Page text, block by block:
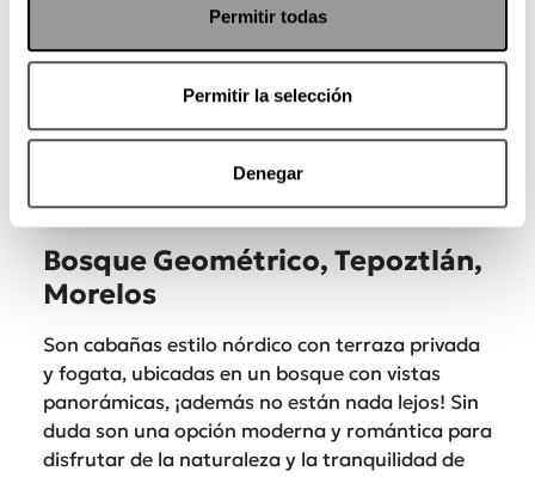
Permitir todas
Permitir la selección
Denegar
Bosque Geométrico, Tepoztlán,
Morelos
Son cabañas estilo nórdico con terraza privada
y fogata, ubicadas en un bosque con vistas
panorámicas, ¡además no están nada lejos! Sin
duda son una opción moderna y romántica para
disfrutar de la naturaleza y la tranquilidad de